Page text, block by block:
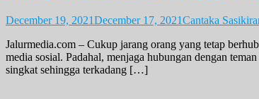
December 19, 2021December 17, 2021Cantaka
Jalurmedia.com – Cukup jarang orang yang tetap
media sosial. Padahal, menjaga hubungan dengan
singkat sehingga terkadang […]